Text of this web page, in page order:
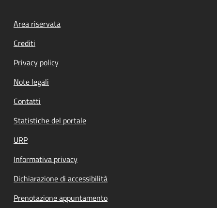
Footer menu
Area riservata
Crediti
Privacy policy
Note legali
Contatti
Statistiche del portale
URP
Informativa privacy
Dichiarazione di accessibilità
Prenotazione appuntamento